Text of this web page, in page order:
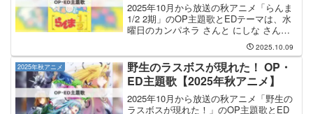
2025年10月から放送の秋アニメ「らんま
1/2 2期」のOP主題歌とEDテーマは、水
曜日のカンパネラ さんと にしな さんが
担当します。OP主題歌を手掛けるのは
水曜日のカンパネラ さんで、そのOP主
題歌のタイトルは「ウォーアイニー」に
な...
2025.10.09
2025年秋アニメ
野生のラスボスが現れた！ OP・
ED主題歌【2025年秋アニメ】
2025年10月から放送の秋アニメ「野生の
ラスボスが現れた！」のOP主題歌とED